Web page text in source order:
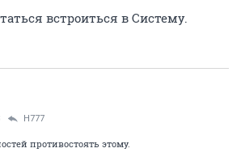
встроиться в Систему.
H777
противостоять этому.